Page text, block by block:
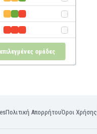
ομάδες
Πολιτική ΑπορρήτουΌροι Χρήσης